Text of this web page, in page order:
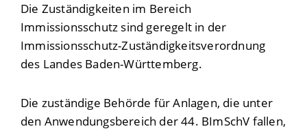
Die Zuständigkeiten im Bereich
Immissionsschutz sind geregelt in der
Immissionsschutz-Zuständigkeitsverordnung
des Landes Baden-Württemberg.
Die zuständige Behörde für Anlagen, die unter
den Anwendungsbereich der 44. BImSchV fallen,